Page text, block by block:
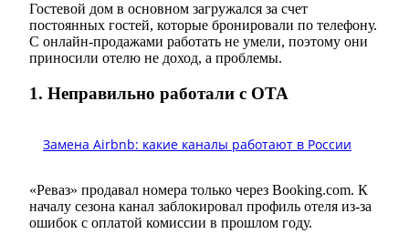
Гостевой дом в основном загружался за счет
постоянных гостей, которые бронировали по телефону.
С онлайн-продажами работать не умели, поэтому они
приносили отелю не доход, а проблемы.
1. Неправильно работали с ОТА
Замена Airbnb: какие каналы работают в России
«Реваз» продавал номера только через Booking.com. К
началу сезона канал заблокировал профиль отеля из-за
ошибок с оплатой комиссии в прошлом году.